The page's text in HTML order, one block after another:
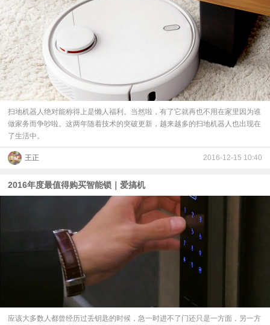
扫地机器人绝对能称得上是懒人福利。当然啦，有了它就再也不用在家里因为谁
做家务而争吵啦。这两年随着技术的突破更新，越来越多的扫地机器人也出现在
了生活中。
王正 2016-12-15 10:40
2016年度最值得购买智能锁｜爱搞机
应该大多数人都曾经历过丢钥匙的时候，急一时进不了门还只是一方面，另一方